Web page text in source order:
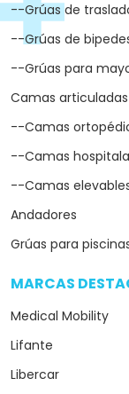
--Grúas de
--Grúas de
--Grúas para
Camas articuladas
--Camas
--Camas
--Camas
Andadores
Grúas para
MARCAS
Medical Mobility
Lifante
Libercar